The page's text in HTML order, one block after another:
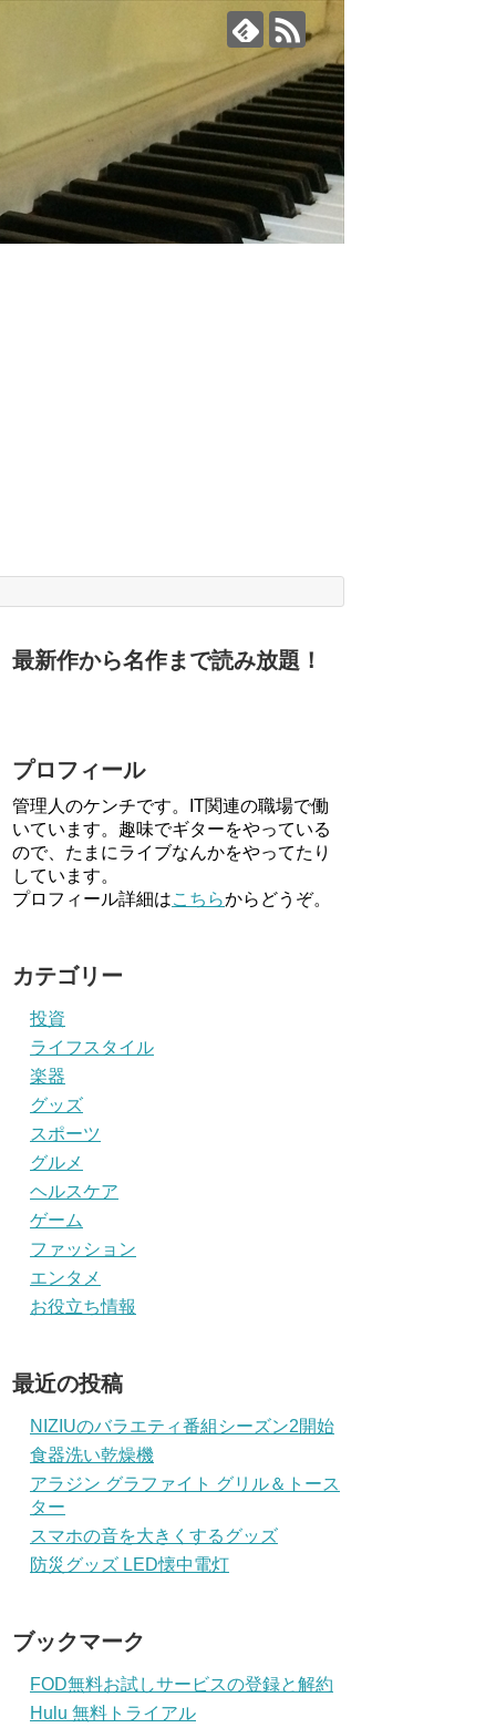
最新作から名作まで読み放題！
プロフィール
管理人のケンチです。IT関連の職場で働
いています。趣味でギターをやっている
ので、たまにライブなんかをやってたり
しています。
プロフィール詳細はこちらからどうぞ。
カテゴリー
投資
ライフスタイル
楽器
グッズ
スポーツ
グルメ
ヘルスケア
ゲーム
ファッション
エンタメ
お役立ち情報
最近の投稿
NIZIUのバラエティ番組シーズン2開始
食器洗い乾燥機
アラジン グラファイト グリル＆トース
ター
スマホの音を大きくするグッズ
防災グッズ LED懐中電灯
ブックマーク
FOD無料お試しサービスの登録と解約
Hulu 無料トライアル